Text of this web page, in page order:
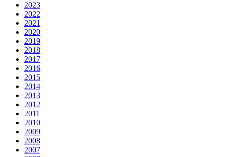
2023
2022
2021
2020
2019
2018
2017
2016
2015
2014
2013
2012
2011
2010
2009
2008
2007